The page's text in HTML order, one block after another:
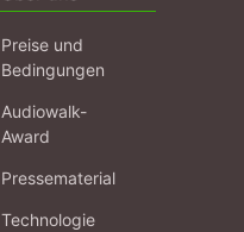
Preise und
Bedingungen
Audiowalk-
Award
Pressematerial
Technologie